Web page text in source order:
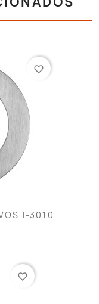
I-3010
favorite_border
favorite_border